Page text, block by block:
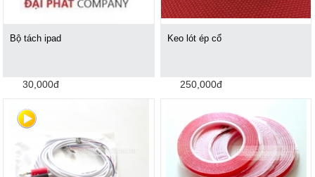
Bộ tách ipad
30,000đ
Keo lót ép cổ
250,000đ